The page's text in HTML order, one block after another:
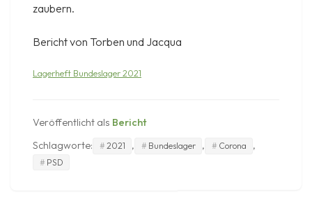
zaubern.
Bericht von Torben und Jacqua
Lagerheft Bundeslager 2021
Veröffentlicht als Bericht
Schlagworte:
2021 , Bundeslager , Corona ,
PSD